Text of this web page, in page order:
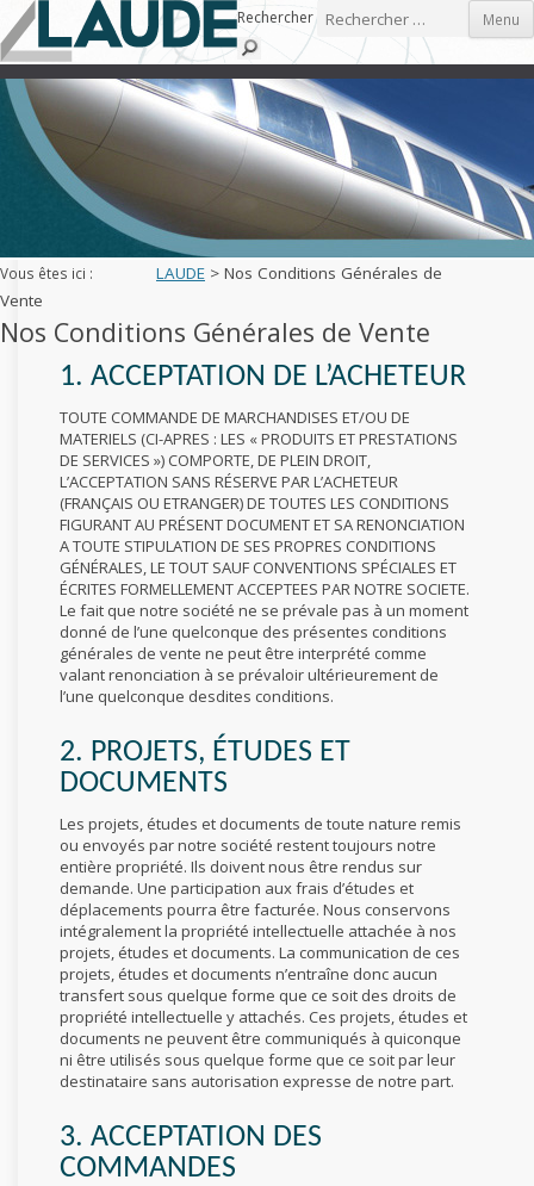
Rechercher Menu
Skip to content
Vous êtes ici : LAUDE > Nos Conditions Générales de
Vente
Nos Conditions Générales de Vente
1. ACCEPTATION DE L’ACHETEUR
TOUTE COMMANDE DE MARCHANDISES ET/OU DE
MATERIELS (CI-APRES : LES « PRODUITS ET PRESTATIONS
DE SERVICES ») COMPORTE, DE PLEIN DROIT,
L’ACCEPTATION SANS RÉSERVE PAR L’ACHETEUR
(FRANÇAIS OU ETRANGER) DE TOUTES LES CONDITIONS
FIGURANT AU PRÉSENT DOCUMENT ET SA RENONCIATION
A TOUTE STIPULATION DE SES PROPRES CONDITIONS
GÉNÉRALES, LE TOUT SAUF CONVENTIONS SPÉCIALES ET
ÉCRITES FORMELLEMENT ACCEPTEES PAR NOTRE SOCIETE.
Le fait que notre société ne se prévale pas à un moment
donné de l’une quelconque des présentes conditions
générales de vente ne peut être interprété comme
valant renonciation à se prévaloir ultérieurement de
l’une quelconque desdites conditions.
2. PROJETS, ÉTUDES ET
DOCUMENTS
Les projets, études et documents de toute nature remis
ou envoyés par notre société restent toujours notre
entière propriété. Ils doivent nous être rendus sur
demande. Une participation aux frais d’études et
déplacements pourra être facturée. Nous conservons
intégralement la propriété intellectuelle attachée à nos
projets, études et documents. La communication de ces
projets, études et documents n’entraîne donc aucun
transfert sous quelque forme que ce soit des droits de
propriété intellectuelle y attachés. Ces projets, études et
documents ne peuvent être communiqués à quiconque
ni être utilisés sous quelque forme que ce soit par leur
destinataire sans autorisation expresse de notre part.
3. ACCEPTATION DES
COMMANDES